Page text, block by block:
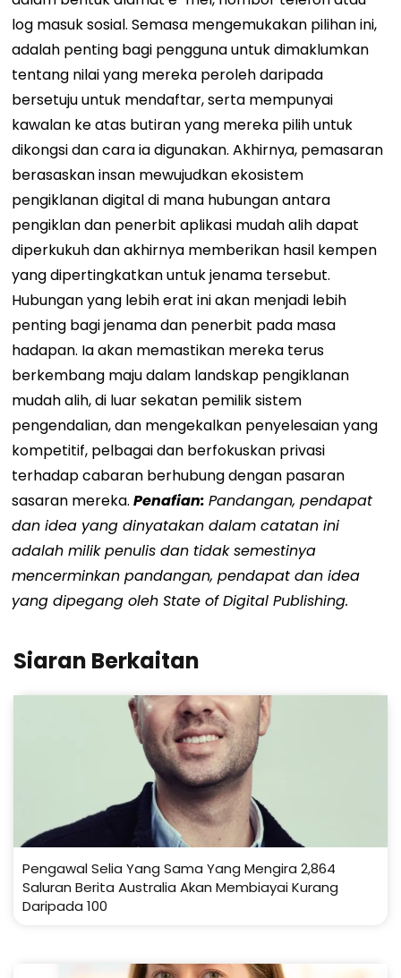
log masuk sosial. Semasa mengemukakan pilihan ini,
adalah penting bagi pengguna untuk dimaklumkan
tentang nilai yang mereka peroleh daripada
bersetuju untuk mendaftar, serta mempunyai
kawalan ke atas butiran yang mereka pilih untuk
dikongsi dan cara ia digunakan. Akhirnya, pemasaran
berasaskan insan mewujudkan ekosistem
pengiklanan digital di mana hubungan antara
pengiklan dan penerbit aplikasi mudah alih dapat
diperkukuh dan akhirnya memberikan hasil kempen
yang dipertingkatkan untuk jenama tersebut.
Hubungan yang lebih erat ini akan menjadi lebih
penting bagi jenama dan penerbit pada masa
hadapan. Ia akan memastikan mereka terus
berkembang maju dalam landskap pengiklanan
mudah alih, di luar sekatan pemilik sistem
pengendalian, dan mengekalkan penyelesaian yang
kompetitif, pelbagai dan berfokuskan privasi
terhadap cabaran berhubung dengan pasaran
sasaran mereka. Penafian:Pandangan, pendapat
dan idea yang dinyatakan dalam catatan ini
adalah milik penulis dan tidak semestinya
mencerminkan pandangan, pendapat dan idea
yang dipegang oleh State of Digital Publishing.
Siaran Berkaitan
Pengawal Selia Yang Sama Yang Mengira 2,864
Saluran Berita Australia Akan Membiayai Kurang
Daripada 100